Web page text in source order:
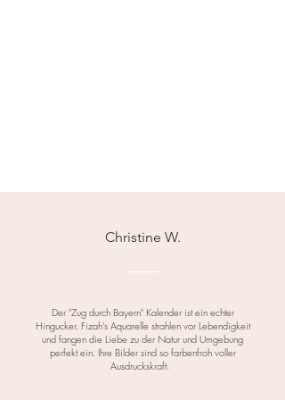
Christine W.
Der "Zug durch Bayern" Kalender ist ein echter
Hingucker. Fizah's Aquarelle strahlen vor Lebendigkeit
und fangen die Liebe zu der Natur und Umgebung
perfekt ein. Ihre Bilder sind so farbenfroh voller
Ausdruckskraft.